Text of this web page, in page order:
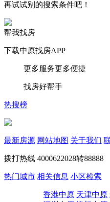
再试试别的搜索条件吧！
帮我找房
下载中原找房APP
更多服务更多便捷
找房好帮手
热搜榜
最新房源 网站地图 关于我们
拨打热线 4000622028转88888
热门城市 相关信息 小区检索
香港中原 天津中原